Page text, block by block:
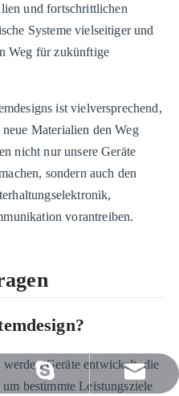
und fortschrittlichen
Systeme vielseitiger und
Weg für zukünftige
ist vielversprechend,
Materialien den Weg
nicht nur unsere Geräte
sondern auch den
vorantreiben.
Geräte entwickelt, die
bestimmte Leistungsziele
5819